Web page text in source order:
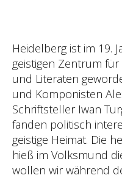
Heidelberg ist im 19.
geistigen Zentrum
und Literaten
und Komponisten
Schriftsteller Iwan
fanden politisch
geistige Heimat. Die
hieß im Volksmund
wollen wir während